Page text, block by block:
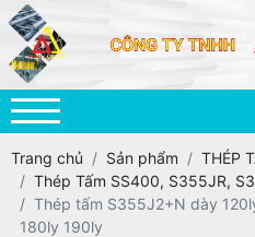
Trang chủ Sản phẩm
THÉP
Thép Tấm SS400, S355JR,
Thép tấm S355J2+N dày
180ly 190ly